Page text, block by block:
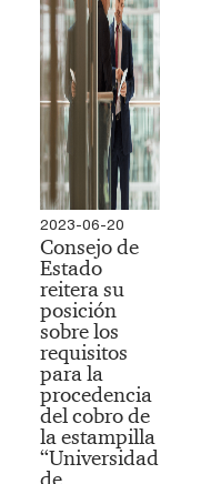
2023-06-20
Consejo de
Estado
reitera su
posición
sobre los
requisitos
para la
procedencia
del cobro de
la estampilla
“Universidad
de